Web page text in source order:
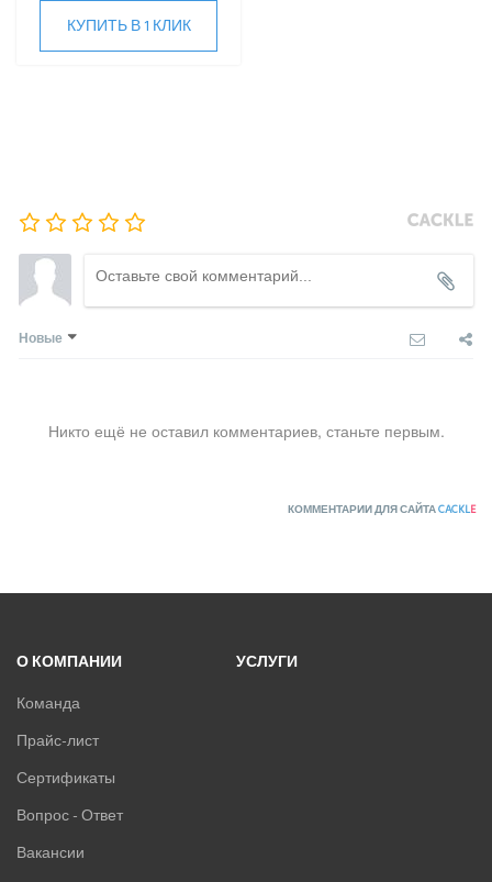
КУПИТЬ В 1 КЛИК
Новые
Никто ещё не оставил комментариев, станьте первым.
КОММЕНТАРИИ ДЛЯ САЙТАCACKLE
О КОМПАНИИ
Команда
Прайс-лист
Сертификаты
Вопрос - Ответ
Вакансии
УСЛУГИ